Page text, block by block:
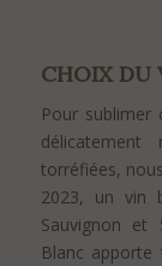
CHOIX DU
Pour
torréfiées,
2023, un vin
Sauvignon et
Blanc